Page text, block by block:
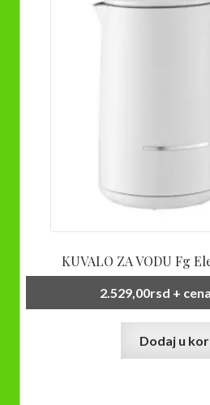
KUVALO ZA VODU Fg
2.529,00rsd +
Dodaj u